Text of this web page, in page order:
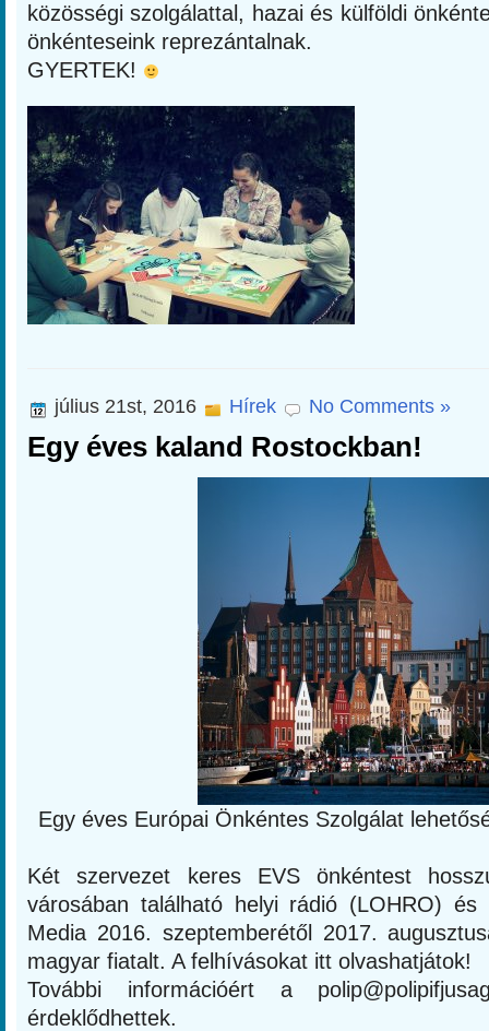
közösségi szolgálattal, hazai és külföldi
önkénteseink reprezántalnak.
GYERTEK!
július 21st, 2016 Hírek No Comments »
Egy éves kaland Rostockban!
Egy éves Európai Önkéntes Szolgálat
Két szervezet keres EVS önkéntest
városában található helyi rádió (LOHRO)
Media 2016. szeptemberétől 2017.
magyar fiatalt. A felhívásokat itt olvashatjátok!
További információért a
érdeklődhettek.